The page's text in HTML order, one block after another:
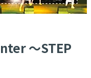
～STEP